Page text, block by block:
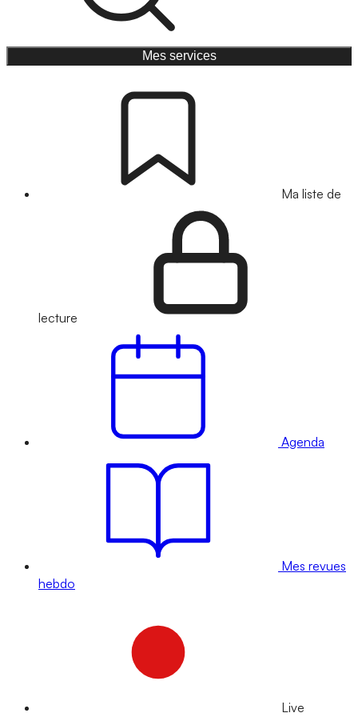
Mes services
Ma liste de
lecture
Agenda
Mes revues
hebdo
Live